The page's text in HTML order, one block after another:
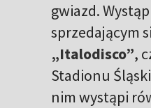
gwiazd.
sprzedającym
„Italodisco”,
Stadionu
nim wystąpi